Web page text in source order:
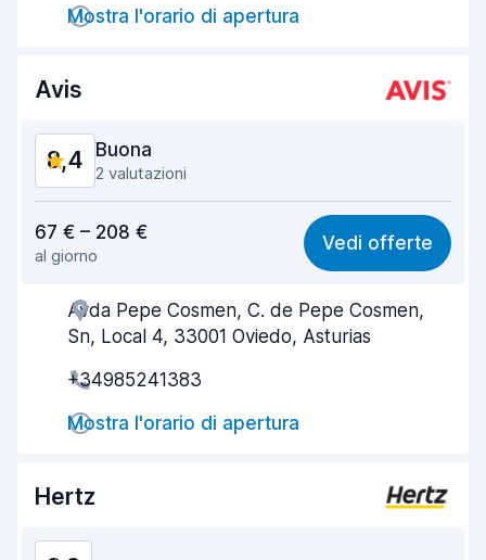
Pulizia del veicolo
Mostra l'orario di apertura
Avis
8,4 Buona
2 valutazioni
8,2
Facile da trovare 8,2
Gentilezza degli agenti
Condizioni dell'auto 8,7
67 € – 208 €
al giorno
Vedi offerte
Avda Pepe Cosmen, C. de Pepe Cosmen,
Sn, Local 4, 33001 Oviedo, Asturias
+34985241383
Mostra l'orario di apertura
Hertz